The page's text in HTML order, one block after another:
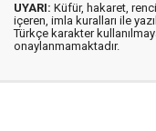
UYARI: Küfür, hakaret,
içeren, imla kuralları ile
Türkçe karakter
onaylanmamaktadır.